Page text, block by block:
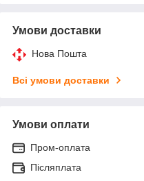
Умови доставки
Нова Пошта
Всі умови доставки
Умови оплати
Пром-оплата
Післяплата